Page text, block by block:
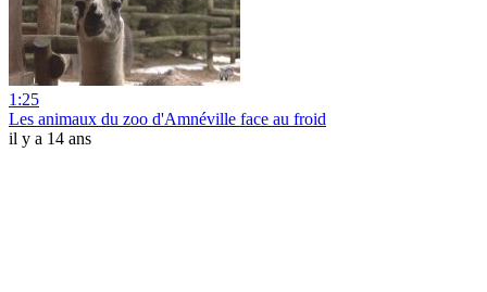
1:25
Les animaux du zoo d'Amnéville face au froid
il y a 14 ans